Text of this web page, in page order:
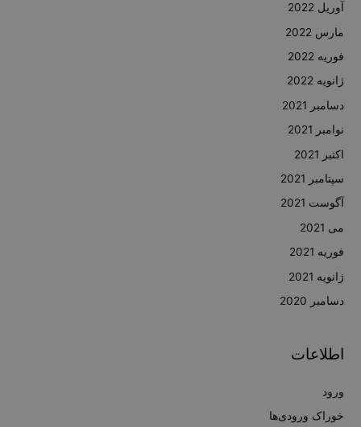
آوریل 2022
مارس 2022
فوریه 2022
ژانویه 2022
دسامبر 2021
نوامبر 2021
اکتبر 2021
سپتامبر 2021
آگوست 2021
می 2021
فوریه 2021
ژانویه 2021
دسامبر 2020
اطلاعات
ورود
خوراک ورودی‌ها